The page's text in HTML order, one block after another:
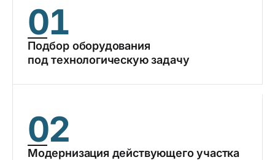
01
Подбор оборудования
под технологическую задачу
02
Модернизация действующего участка